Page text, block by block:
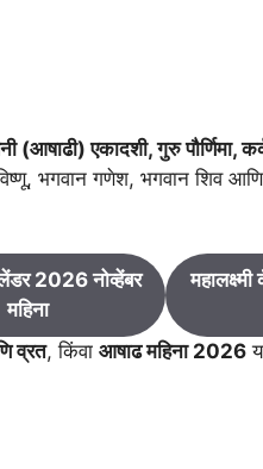
(आषाढी) एकादशी, गुरु पौर्णिमा,
भगवान गणेश, भगवान शिव
2026 नोव्हेंबर
महिना
व्रत, किंवा आषाढ महिना 2026